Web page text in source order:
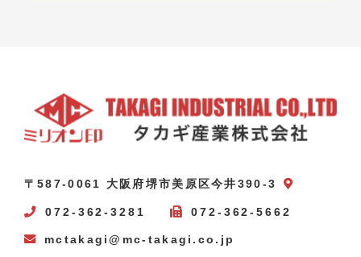
〒587-0061 大阪府堺市美原区今井390-3
072-362-3281 072-362-5662
mctakagi@mc-takagi.co.jp